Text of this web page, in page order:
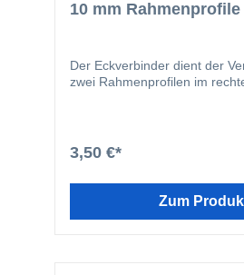
10 mm Rahmenprofile
Der Eckverbinder dient der
zwei Rahmenprofilen im
3,50 €*
Zum